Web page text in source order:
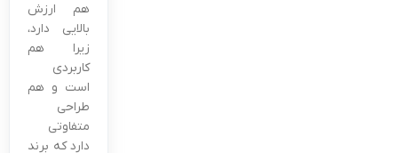
هم ارزش
بالایی دارد،
زیرا هم
کاربردی
است و هم
طراحی
متفاوتی
دارد که برند